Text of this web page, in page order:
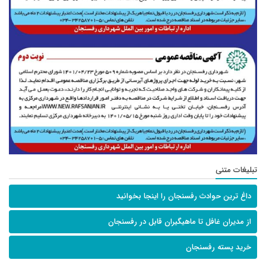
تبلیغات متنی
داغ ترین حوادث رفسنجان را اینجا بخوانید
از مدیران غافل تا ماهیگیران قابل در رفسنجان
خرید پسته رفسنجان